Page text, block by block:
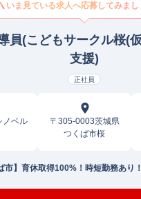
いま見ている求人へ応募してみまし
員(こどもサークル桜(
支援)
正社員
ノベル
〒305-0003茨城県
つくば市桜
市】育休取得100%！時短勤務あり